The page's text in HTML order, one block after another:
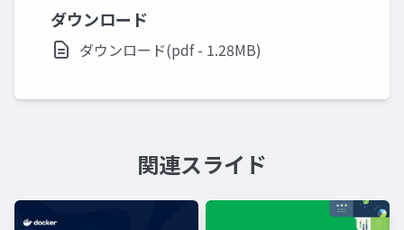
ダウンロード
ダウンロード(pdf - 1.28MB)
関連スライド